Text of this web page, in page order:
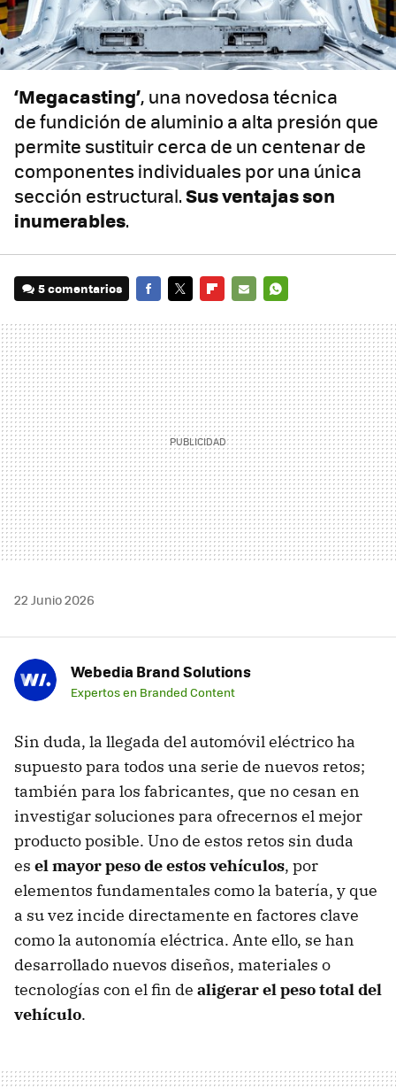
‘Megacasting’, una novedosa técnica
de fundición de aluminio a alta presión que
permite sustituir cerca de un centenar de
componentes individuales por una única
sección estructural.Sus ventajas son
inumerables.
5 comentarios
MAIL
22 Junio 2026
Webedia Brand Solutions
Expertos en Branded Content
Sin duda, la llegada del automóvil eléctrico ha
supuesto para todos una serie de nuevos retos;
también para los fabricantes, que no cesan en
investigar soluciones para ofrecernos el mejor
producto posible. Uno de estos retos sin duda
es el mayor peso de estos vehículos, por
elementos fundamentales como la batería, y que
a su vez incide directamente en factores clave
como la autonomía eléctrica. Ante ello, se han
desarrollado nuevos diseños, materiales o
tecnologías con el fin de aligerar el peso total del
vehículo.